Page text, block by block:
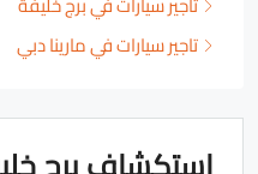
تاجير سيارات في مارينا دبي